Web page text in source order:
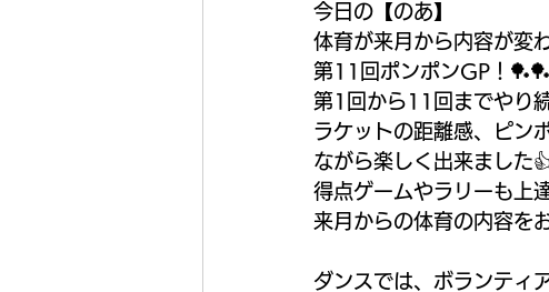
今日の【のあ】
体育が来月から内容が変
第11回ポンポンGP！🏓🏓
第1回から11回までやり
ラケットの距離感、ピン
ながら楽しく出来ました
得点ゲームやラリーも上
来月からの体育の内容を
ダンスでは、ボランティ